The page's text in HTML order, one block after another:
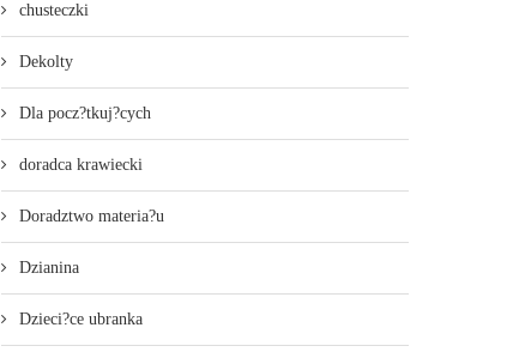
chusteczki
Dekolty
Dla pocz?tkuj?cych
doradca krawiecki
Doradztwo materia?u
Dzianina
Dzieci?ce ubranka